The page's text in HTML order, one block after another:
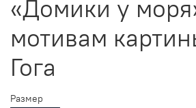
«Домики у
мотивам
Гога
Размер